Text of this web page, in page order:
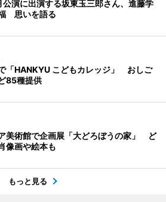
公演に出演する坂東玉三郎さん、進藤学
思いを語る
「HANKYU こどもカレッジ」 おしご
85種提供
美術館で企画展「大どろぼうの家」 ど
像画や絵本も
もっと見る